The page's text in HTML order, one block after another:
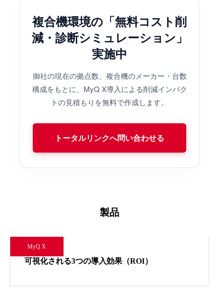
複合機環境の「無料コスト削
減・診断シミュレーション」
実施中
御社の現在の拠点数、複合機のメーカー・台数
構成をもとに、MyQ X導入による削減インパク
トの見積もりを無料で作成します。
トータルリンクへ問い合わせる
製品
MyQ X
可視化される3つの導入効果（ROI）